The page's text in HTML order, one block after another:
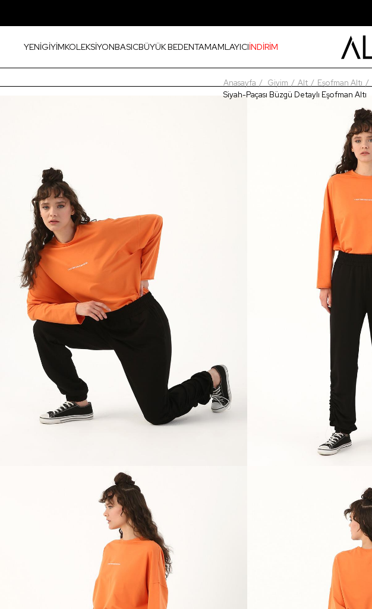
YENİGİYİMKOLEKSİYONBASICBÜYÜK BEDENTAMAMLAYICIİNDİRİM
Anasayfa Giyim Alt Eşofman Altı
Siyah-Paçası Büzgü Detaylı Eşofman Altı